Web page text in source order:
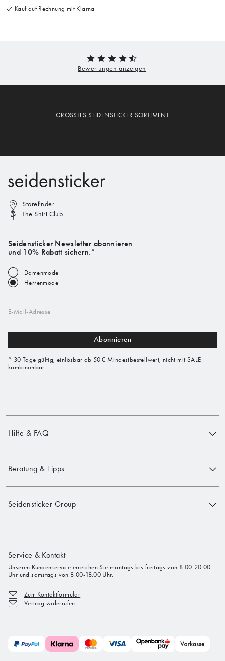
Kauf auf Rechnung mit Klarna
GRÖSSTES SEIDENSTICKER SORTIMENT
Storefinder
The Shirt Club
Seidensticker Newsletter abonnieren
und 10% Rabatt sichern.*
Damenmode
Herrenmode
E-Mail-Adresse
Abonnieren
* 30 Tage gültig, einlösbar ab 50 € Mindestbestellwert, nicht mit SALE
kombinierbar.
Hilfe & FAQ
Beratung & Tipps
Seidensticker Group
Service & Kontakt
Unseren Kundenservice erreichen Sie montags bis freitags von 8.00-20.00
Uhr und samstags von 8.00-18.00 Uhr.
Zum Kontaktformular
Vertrag widerrufen